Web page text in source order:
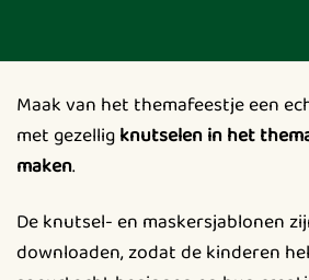
Maak van het themafeestje een
met gezelligknutselen in het
maken.
De knutsel- en maskersjablonen
downloaden, zodat de kinderen